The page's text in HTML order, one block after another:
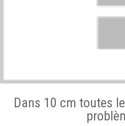
Dans 10 cm toutes